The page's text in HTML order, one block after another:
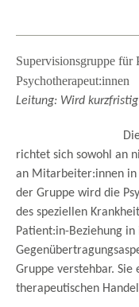
Supervisionsgruppe für
Psychotherapeut:innen
Leitung: Wird
richtet sich sowohl an
an Mitarbeiter:innen in
der Gruppe wird die
des speziellen
Patient:in-Beziehung
Gruppe verstehbar.
therapeutischen